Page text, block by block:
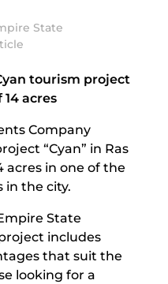
State
tourism project
​​14 acres
Company
“Cyan” in Ras
acres in one of the
in the city.
State
includes
that suit the
looking for a